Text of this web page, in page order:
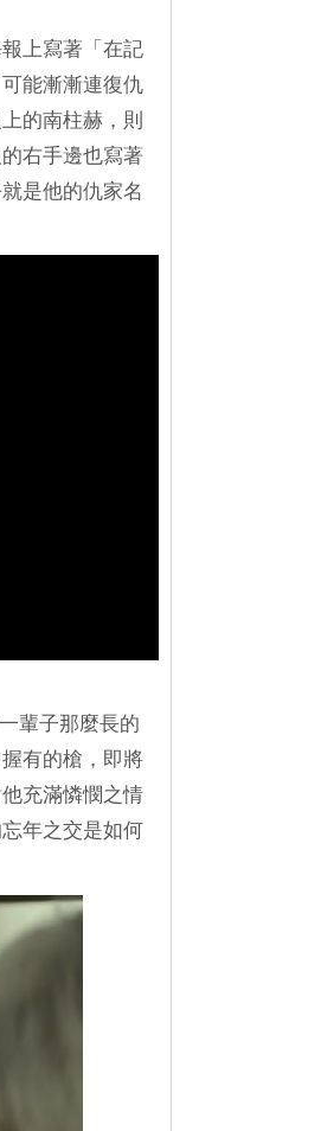
上寫著「在記
能漸漸連復仇
的南柱赫，則
右手邊也寫著
是他的仇家名
輩子那麼長的
有的槍，即將
充滿憐憫之情
年之交是如何